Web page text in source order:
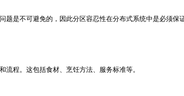
是不可避免的，因此分区容忍性在分布式系统中是必须保证
程。这包括食材、烹饪方法、服务标准等。